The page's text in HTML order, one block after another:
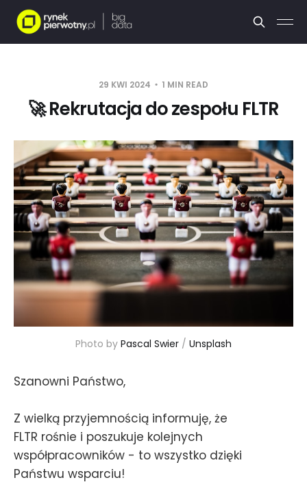
29 KWI 2024 1 MIN READ
🚀 Rekrutacja do zespołu FLTR
Photo by Pascal Swier / Unsplash
Szanowni Państwo,
Z wielką przyjemnością informuję, że
FLTR rośnie i poszukuje kolejnych
współpracowników - to wszystko dzięki
Państwu wsparciu!